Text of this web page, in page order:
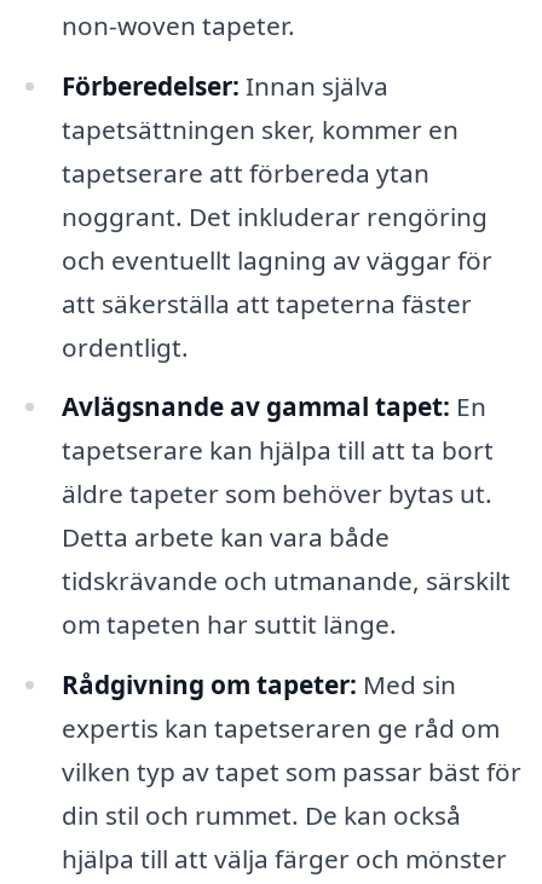
non-woven tapeter.
Förberedelser: Innan själva
tapetsättningen sker, kommer en
tapetserare att förbereda ytan
noggrant. Det inkluderar rengöring
och eventuellt lagning av väggar för
att säkerställa att tapeterna fäster
ordentligt.
Avlägsnande av gammal tapet: En
tapetserare kan hjälpa till att ta bort
äldre tapeter som behöver bytas ut.
Detta arbete kan vara både
tidskrävande och utmanande, särskilt
om tapeten har suttit länge.
Rådgivning om tapeter: Med sin
expertis kan tapetseraren ge råd om
vilken typ av tapet som passar bäst för
din stil och rummet. De kan också
hjälpa till att välja färger och mönster